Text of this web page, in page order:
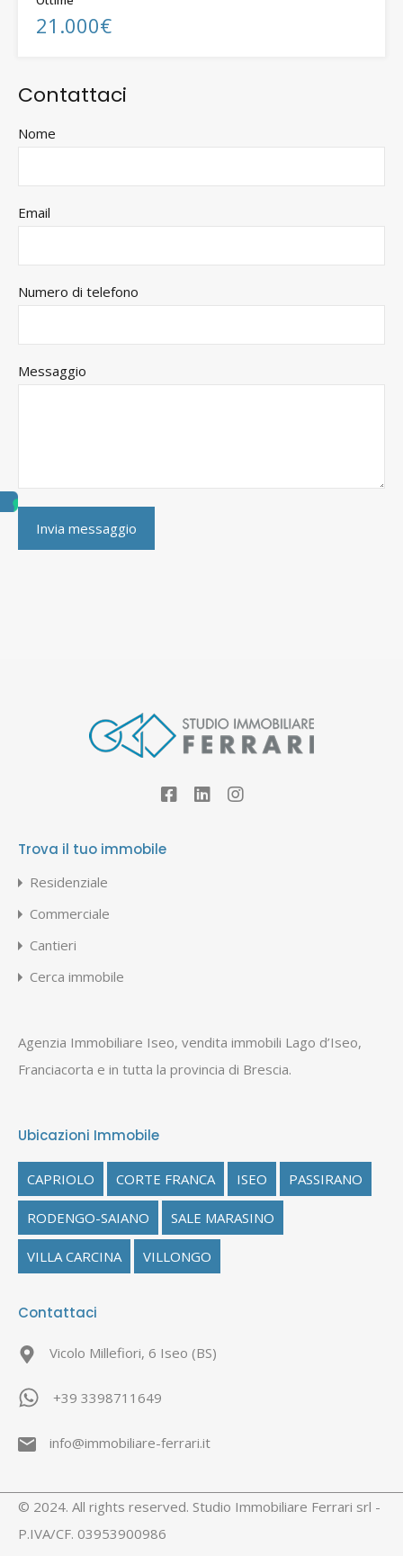
21.000€
Contattaci
Nome
Email
Numero di telefono
Messaggio
Trova il tuo immobile
Residenziale
Commerciale
Cantieri
Cerca immobile
Agenzia Immobiliare Iseo, vendita immobili Lago d’Iseo,
Franciacorta e in tutta la provincia di Brescia.
Ubicazioni Immobile
CAPRIOLO CORTE FRANCA ISEO PASSIRANO
RODENGO-SAIANO SALE MARASINO
VILLA CARCINA VILLONGO
Contattaci
Vicolo Millefiori, 6 Iseo (BS)
+39 3398711649
info@immobiliare-ferrari.it
© 2024. All rights reserved. Studio Immobiliare Ferrari srl -
P.IVA/CF. 03953900986